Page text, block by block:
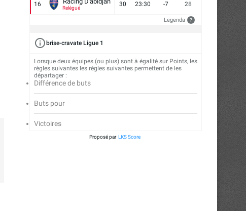
16
Relégué
30 23:30 -7 28 14
Legenda ?
brise-cravate Ligue 1
Lorsque deux équipes (ou plus) sont à égalité sur Points, les
règles suivantes les règles suivantes permettent de les
départager :
Différence de buts
Buts pour
Victoires
Proposé par LKS Score